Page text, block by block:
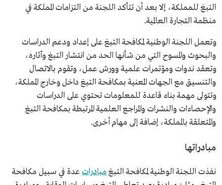
التبغ للمملكة، إلا بعد أن تتأكد اللجنة من التزامات المملكة في
منظمة التجارة العالمية.
وتعمل اللجنة الوطنية لمكافحة التبغ على إعداد ودعم الدراسات
والبحوث والمسوح التي من شأنها الحد من انتشار التبغ وآثاره،
وتعقد ندوات ومؤتمرات علمية وورش عمل، وتقوم بالاتصال
والتنسيق مع الجهات المعنية بمكافحة التبغ داخل وخارج المملكة،
وتتولى مهمة بناء قاعدة للمعلومات تحتوي على الدراسات
والإحصاءات والنشرات والمراجع العلمية المرتبطة بمكافحة التبغ
والمتعلقة بالمملكة، إضافة إلى مهام أخرى.
مبادراتها
نفذت اللجنة الوطنية لمكافحة التبغ مبادراتعدة في سبيل مكافحة